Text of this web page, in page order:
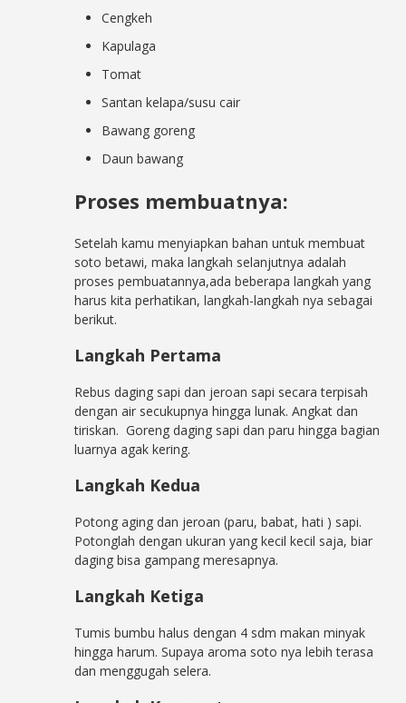
Cengkeh
Kapulaga
Tomat
Santan kelapa/susu cair
Bawang goreng
Daun bawang
Proses membuatnya:
Setelah kamu menyiapkan bahan untuk membuat
soto betawi, maka langkah selanjutnya adalah
proses pembuatannya,ada beberapa langkah yang
harus kita perhatikan, langkah-langkah nya sebagai
berikut.
Langkah Pertama
Rebus daging sapi dan jeroan sapi secara terpisah
dengan air secukupnya hingga lunak. Angkat dan
tiriskan. Goreng daging sapi dan paru hingga bagian
luarnya agak kering.
Langkah Kedua
Potong aging dan jeroan (paru, babat, hati ) sapi.
Potonglah dengan ukuran yang kecil kecil saja, biar
daging bisa gampang meresapnya.
Langkah Ketiga
Tumis bumbu halus dengan 4 sdm makan minyak
hingga harum. Supaya aroma soto nya lebih terasa
dan menggugah selera.